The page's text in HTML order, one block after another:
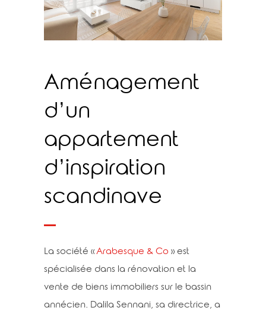
Aménagement
d’un
appartement
d’inspiration
scandinave
La société «Arabesque & Co » est
spécialisée dans la rénovation et la
vente de biens immobiliers sur le bassin
annécien. Dalila Sennani, sa directrice, a